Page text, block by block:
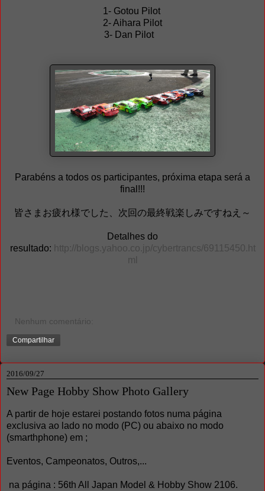
1- Gotou Pilot
2- Aihara Pilot
3- Dan Pilot
Parabéns a todos os participantes, próxima etapa será a
final!!!
皆さまお疲れ様でした、次回の最終戦楽しみですねえ～
Detalhes do
resultado: http://blogs.yahoo.co.jp/cybertrancs/69115450.ht
ml
Nenhum comentário:
Compartilhar
2016/09/27
New Page Hobby Show Photo Gallery
A partir de hoje estarei postando fotos numa página
exclusiva ao lado no modo (PC) ou abaixo no modo
(smarthphone) em ;
Eventos, Campeonatos, Outros,...
na página : 56th All Japan Model & Hobby Show 2106.